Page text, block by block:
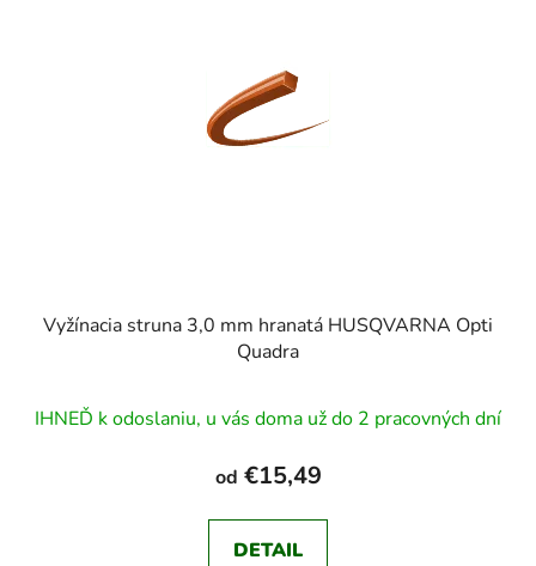
Vyžínacia struna 3,0 mm hranatá HUSQVARNA Opti
Quadra
IHNEĎ k odoslaniu, u vás doma už do 2 pracovných dní
od €15,49
DETAIL